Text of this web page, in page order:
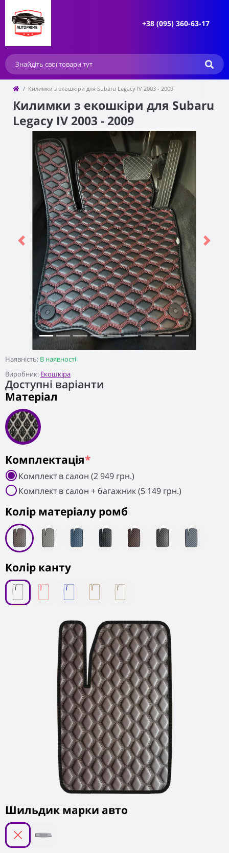
+38 (095) 360-63-17
Килимки з екошкіри для Subaru Legacy IV 2003 - 2009
Килимки з екошкіри для Subaru
Legacy IV 2003 - 2009
Наявність: В наявності
Виробник: Екошкіра
Previous Next
Доступні варіанти
Матеріал
Колiр матеріалу ромб
Колір канту
Шильдик марки авто
Комплектація*
Комплект в салон (2 949 грн.)
Комплект в салон + багажник (5 149 грн.)